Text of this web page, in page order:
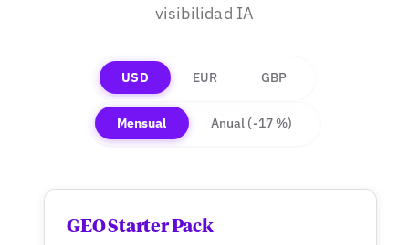
visibilidad IA
USD EUR GBP
Mensual Anual (-17 %)
GEO Starter Pack